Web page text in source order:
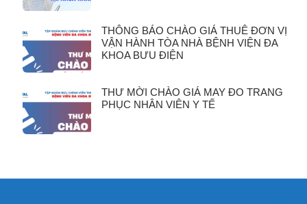
THÔNG BÁO CHÀO GIÁ THUÊ ĐƠN VỊ
VẬN HÀNH TÒA NHÀ BỆNH VIỆN ĐA
KHOA BƯU ĐIỆN
THƯ MỜI CHÀO GIÁ MAY ĐO TRANG
PHỤC NHÂN VIÊN Y TẾ